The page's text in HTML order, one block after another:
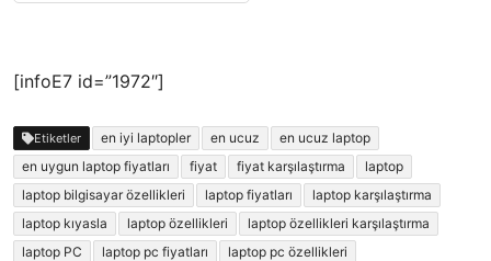
[infoE7 id=”1972″]
Etiketler en iyi laptopler en ucuz
en ucuz laptop
en uygun laptop fiyatları
fiyat fiyat karşılaştırma
laptop
laptop bilgisayar özellikleri
laptop fiyatları
laptop karşılaştırma
laptop kıyasla
laptop özellikleri
laptop özellikleri karşılaştırma
laptop PC
laptop pc fiyatları
laptop pc özellikleri